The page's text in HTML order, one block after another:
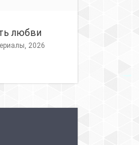
любви
2026